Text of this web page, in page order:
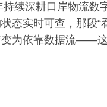
续深耕口岸物流
态实时可查，那段“
为依靠数据流——